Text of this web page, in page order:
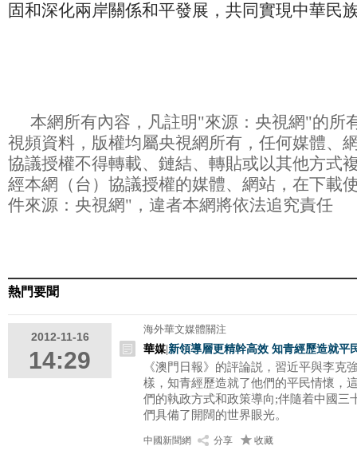
固和深化兩岸關係和平發展，共同實現中華民
本網所有內容，凡註明"來源：央視網"的所
視頻資料，版權均屬央視網所有，任何媒體、
協議授權不得轉載、鏈結、轉貼或以其他方式
經本網（台）協議授權的媒體、網站，在下載
件來源：央視網"，違者本網將依法追究責任
熱門要聞
2012-11-16
14:29
海外華文媒體關注
華媒 新領導層更精幹高效 知青經歷造就平
《澳門日報》的評論説，習近平與李克
樣，知青經歷造就了他們的平民情懷，
們的執政方式和政策導向;伴隨着中國三
們具備了開闊的世界眼光。
中國新聞網 分享 收藏